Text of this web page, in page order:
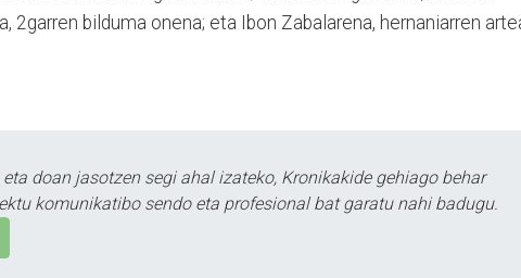
2garren bilduma one­na; eta Ibon Zabalarena, hernaniarren
doan jasotzen segi ahal izateko, Kronikakide gehiago behar
komunikatibo sendo eta profesional bat garatu nahi badugu.